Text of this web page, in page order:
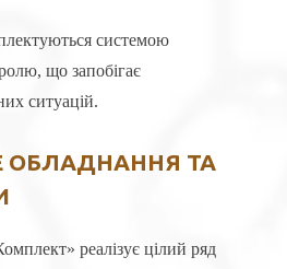
системою
що запобігає
ситуацій.
ТА
реалізує цілий ряд